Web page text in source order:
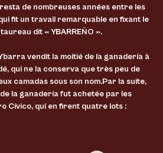
de nombreuses années entre les
fit un travail remarquable en fixant le
dit « YBARREÑO ».
vendit la moitié de la ganadería à
qui ne la conserva que très peu de
camadas sous son nom.Par la suite,
la ganadería fut achetée par les
Cívico, qui en firent quatre lots :